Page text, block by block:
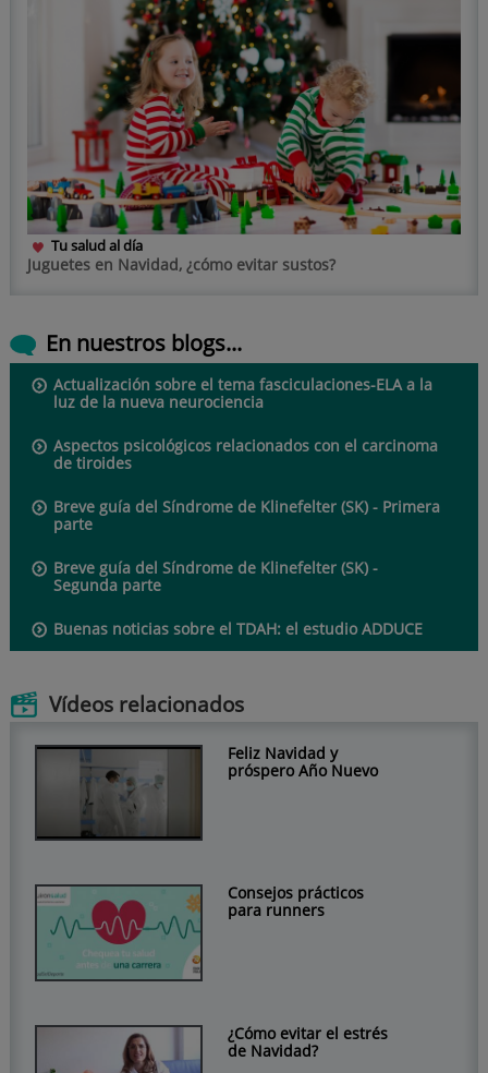
Tu salud al día
Juguetes en Navidad, ¿cómo evitar sustos?
En nuestros blogs...
Actualización sobre el tema fasciculaciones-ELA a la
luz de la nueva neurociencia
Aspectos psicológicos relacionados con el carcinoma
de tiroides
Breve guía del Síndrome de Klinefelter (SK) - Primera
parte
Breve guía del Síndrome de Klinefelter (SK) -
Segunda parte
Buenas noticias sobre el TDAH: el estudio ADDUCE
Vídeos relacionados
Feliz Navidad y
próspero Año Nuevo
Consejos prácticos
para runners
¿Cómo evitar el estrés
de Navidad?